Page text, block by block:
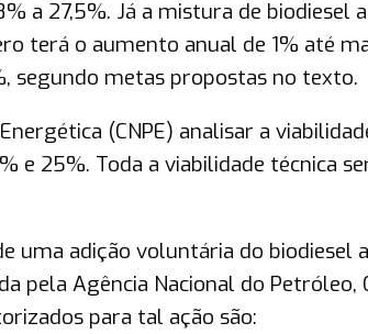
a 27,5%. Já a mistura de biodiesel
terá o aumento anual de 1% até
segundo metas propostas no texto.
(CNPE) analisar a
e 25%. Toda a viabilidade técnica
uma adição voluntária do biodiesel
pela Agência Nacional do Petróleo,
para tal ação são: